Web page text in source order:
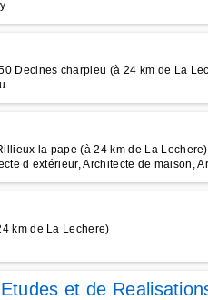
Decines charpieu (à 24 km de La
la pape (à 24 km de La Lechere)
d extérieur, Architecte de maison,
km de La Lechere)
et de